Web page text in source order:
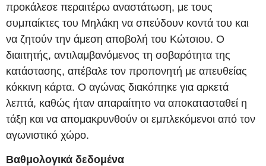
προκάλεσε περαιτέρω αναστάτωση, με τους
συμπαίκτες του Μηλάκη να σπεύδουν κοντά του και
να ζητούν την άμεση αποβολή του Κώτσιου. Ο
διαιτητής, αντιλαμβανόμενος τη σοβαρότητα της
κατάστασης, απέβαλε τον προπονητή με απευθείας
κόκκινη κάρτα. Ο αγώνας διακόπηκε για αρκετά
λεπτά, καθώς ήταν απαραίτητο να αποκατασταθεί η
τάξη και να απομακρυνθούν οι εμπλεκόμενοι από τον
αγωνιστικό χώρο.
Βαθμολογικά δεδομένα